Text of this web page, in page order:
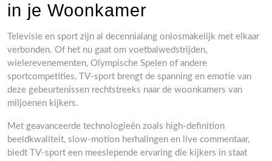
in je Woonkamer
Televisie en sport zijn al decennialang onlosmakelijk met elkaar
verbonden. Of het nu gaat om voetbalwedstrijden,
wielerevenementen, Olympische Spelen of andere
sportcompetities, TV-sport brengt de spanning en emotie van
deze gebeurtenissen rechtstreeks naar de woonkamers van
miljoenen kijkers.
Met geavanceerde technologieën zoals high-definition
beeldkwaliteit, slow-motion herhalingen en live commentaar,
biedt TV-sport een meeslepende ervaring die kijkers in staat